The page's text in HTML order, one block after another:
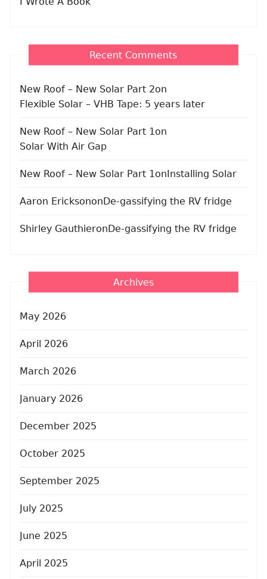
Recent Comments
New Roof – New Solar Part 2on
Flexible Solar – VHB Tape: 5 years later
New Roof – New Solar Part 1 on
Solar With Air Gap
New Roof – New Solar Part 1 onInstalling Solar
Aaron EricksononDe-gassifying the RV fridge
Shirley GauthieronDe-gassifying the RV fridge
Archives
May 2026
April 2026
March 2026
January 2026
December 2025
October 2025
September 2025
July 2025
June 2025
April 2025